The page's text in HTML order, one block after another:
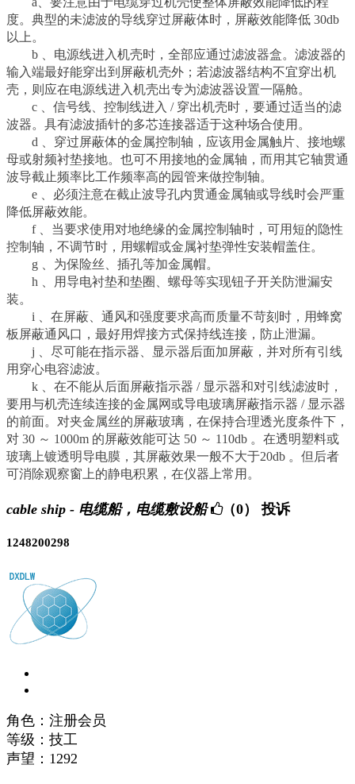
度。典型的未滤波的导线穿过屏蔽体时，屏蔽效能降低 30db
以上。
b 、电源线进入机壳时，全部应通过滤波器盒。滤波器的
输入端最好能穿出到屏蔽机壳外；若滤波器结构不宜穿出机
壳，则应在电源线进入机壳出专为滤波器设置一隔舱。
c 、信号线、控制线进入 / 穿出机壳时，要通过适当的滤
波器。具有滤波插针的多芯连接器适于这种场合使用。
d 、穿过屏蔽体的金属控制轴，应该用金属触片、接地螺
母或射频衬垫接地。也可不用接地的金属轴，而用其它轴贯通
波导截止频率比工作频率高的园管来做控制轴。
e 、必须注意在截止波导孔内贯通金属轴或导线时会严重
降低屏蔽效能。
f 、当要求使用对地绝缘的金属控制轴时，可用短的隐性
控制轴，不调节时，用螺帽或金属衬垫弹性安装帽盖住。
g 、为保险丝、插孔等加金属帽。
h 、用导电衬垫和垫圈、螺母等实现钮子开关防泄漏安
装。
i 、在屏蔽、通风和强度要求高而质量不苛刻时，用蜂窝
板屏蔽通风口，最好用焊接方式保持线连接，防止泄漏。
j 、尽可能在指示器、显示器后面加屏蔽，并对所有引线
用穿心电容滤波。
k 、在不能从后面屏蔽指示器 / 显示器和对引线滤波时，
要用与机壳连续连接的金属网或导电玻璃屏蔽指示器 / 显示器
的前面。对夹金属丝的屏蔽玻璃，在保持合理透光度条件下，
对 30 ～ 1000m 的屏蔽效能可达 50 ～ 110db 。在透明塑料或
玻璃上镀透明导电膜，其屏蔽效果一般不大于20db 。但后者
可消除观察窗上的静电积累，在仪器上常用。
cable ship - 电缆船，电缆敷设船 （0） 投诉
1248200298
角色：注册会员
等级：技工
声望： 1292